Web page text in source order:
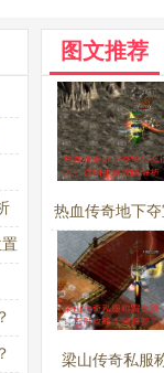
图文推荐
热血传奇地下
进入？详细步
析
梁山传奇私服